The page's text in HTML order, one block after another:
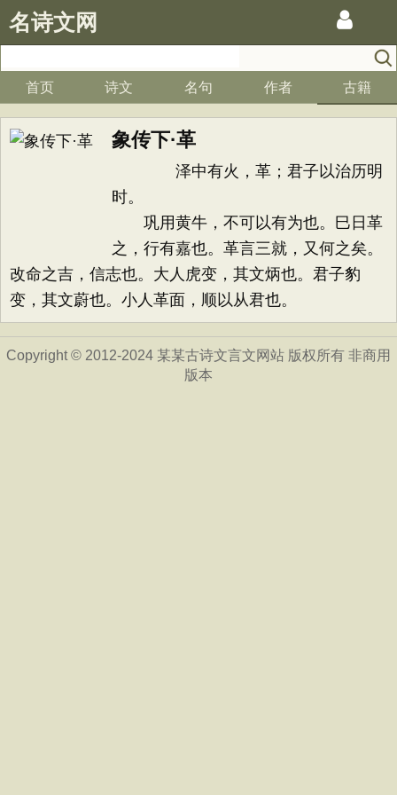
名诗文网
首页 诗文 名句 作者 古籍
象传下·革
泽中有火，革；君子以治历明
时。
巩用黄牛，不可以有为也。巳日革
之，行有嘉也。革言三就，又何之矣。
改命之吉，信志也。大人虎变，其文炳也。君子豹
变，其文蔚也。小人革面，顺以从君也。
Copyright © 2012-2024 某某古诗文言文网站 版权所有 非商用
版本